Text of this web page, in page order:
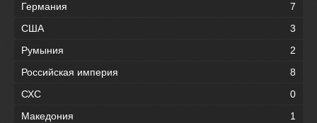
Германия
7
США
3
Румыния
2
Российская империя
8
СХС
0
Македония
1